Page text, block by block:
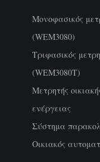
Μονοφασικός
(WEM3080)
Τριφασικός
(WEM3080T)
Μετρητής
ενέργειας
Σύστημα
Οικιακός